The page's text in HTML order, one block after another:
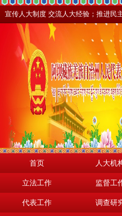
首页 人大机
立法工作 监督工
代表工作 调查研